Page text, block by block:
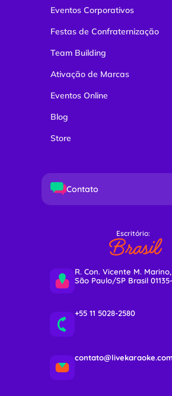
Eventos Corporativos
Festas de Confraternização
Team Building
Ativação de Marcas
Eventos Online
Blog
Store
Contato
Escritório:
Brasil
R. Con. Vicente M. Marino,
São Paulo/SP Brasil
+55 11 5028-2580